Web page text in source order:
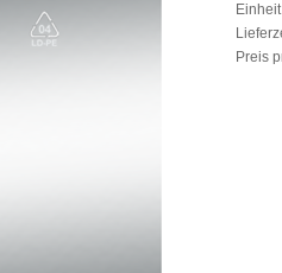
Preis